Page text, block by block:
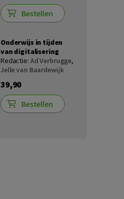
Bestellen
Onderwijs in tijden
van digitalisering
Redactie: Ad Verbrugge,
Jelle van Baardewijk
39,90
Bestellen